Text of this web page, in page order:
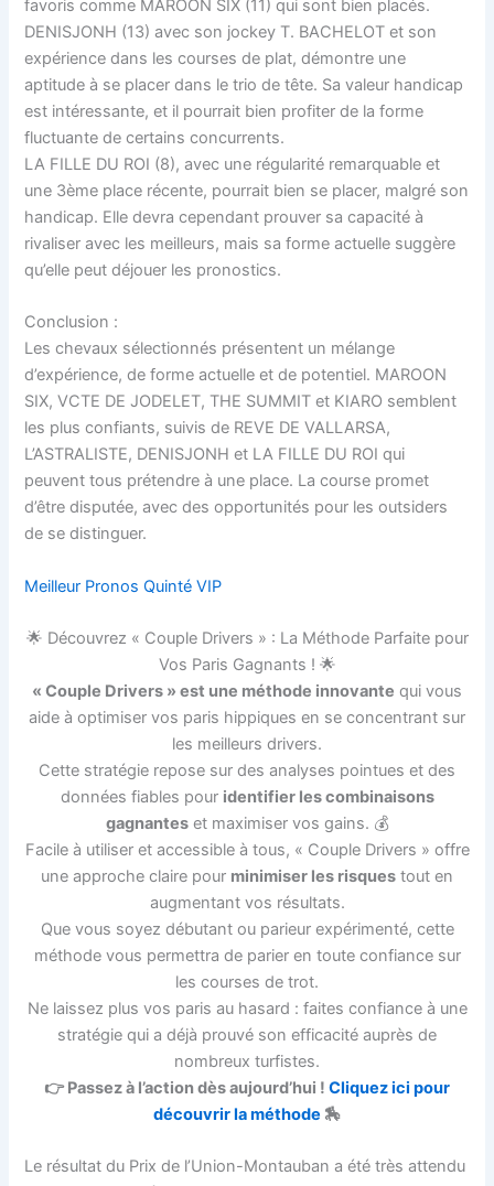
favoris comme MAROON SIX (11) qui sont bien placés.
DENISJONH (13) avec son jockey T. BACHELOT et son
expérience dans les courses de plat, démontre une
aptitude à se placer dans le trio de tête. Sa valeur handicap
est intéressante, et il pourrait bien profiter de la forme
fluctuante de certains concurrents.
LA FILLE DU ROI (8), avec une régularité remarquable et
une 3ème place récente, pourrait bien se placer, malgré son
handicap. Elle devra cependant prouver sa capacité à
rivaliser avec les meilleurs, mais sa forme actuelle suggère
qu’elle peut déjouer les pronostics.
Conclusion :
Les chevaux sélectionnés présentent un mélange
d’expérience, de forme actuelle et de potentiel. MAROON
SIX, VCTE DE JODELET, THE SUMMIT et KIARO semblent
les plus confiants, suivis de REVE DE VALLARSA,
L’ASTRALISTE, DENISJONH et LA FILLE DU ROI qui
peuvent tous prétendre à une place. La course promet
d’être disputée, avec des opportunités pour les outsiders
de se distinguer.
Meilleur Pronos Quinté VIP
🌟 Découvrez « Couple Drivers » : La Méthode Parfaite pour
Vos Paris Gagnants ! 🌟
« Couple Drivers » est une méthode innovante qui vous
aide à optimiser vos paris hippiques en se concentrant sur
les meilleurs drivers.
Cette stratégie repose sur des analyses pointues et des
données fiables pour identifier les combinaisons
gagnanteset maximiser vos gains. 💰
Facile à utiliser et accessible à tous, « Couple Drivers » offre
une approche claire pour minimiser les risques tout en
augmentant vos résultats.
Que vous soyez débutant ou parieur expérimenté, cette
méthode vous permettra de parier en toute confiance sur
les courses de trot.
Ne laissez plus vos paris au hasard : faites confiance à une
stratégie qui a déjà prouvé son efficacité auprès de
nombreux turfistes.
👉 Passez à l’action dès aujourd’hui ! Cliquez ici pour
découvrir la méthode 🏇
Le résultat du Prix de l’Union-Montauban a été très attendu